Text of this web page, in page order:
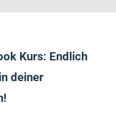
Kurs: Endlich
deiner